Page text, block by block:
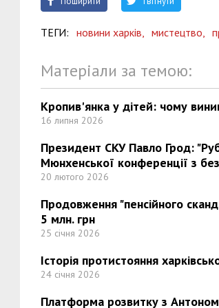
ТЕГИ: новини харків, мистецтво,
Матеріали за темою:
Кропив'янка у дітей: чому
16 липня 2026
Президент СКУ Павло Грод:
Мюнхенської конференції з
20 лютого 2026
Продовження "пенсійного
5 млн. грн
25 січня 2026
Історія протистояння
24 січня 2026
Платформа розвитку з Антоном